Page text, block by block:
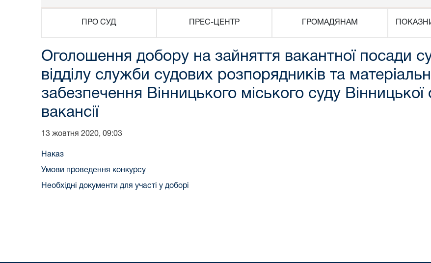
ПРО СУД ПРЕС-ЦЕНТР ГРОМАДЯНАМ
Оголошення добору на зайняття вакантної посади
відділу служби судових розпорядників та
забезпечення Вінницького міського суду Вінницької
вакансії
13 жовтня 2020, 09:03
Наказ
Умови проведення конкурсу
Необхідні документи для участі у доборі